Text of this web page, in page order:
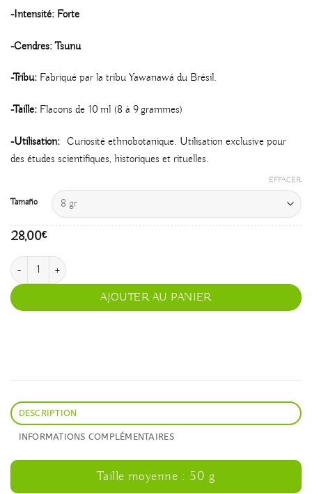
-Intensité: Forte
-Cendres: Tsunu
-Tribu: Fabriqué par la tribu Yawanawá du Brésil.
-Taille: Flacons de 10 ml (8 à 9 grammes)
-Utilisation: Curiosité ethnobotanique. Utilisation exclusive pour
des études scientifiques, historiques et rituelles.
Tamaño
EFFACER
28,00€
quantité de Esperança
AJOUTER AU PANIER
DESCRIPTION
INFORMATIONS COMPLÉMENTAIRES
Taille moyenne : 50 g